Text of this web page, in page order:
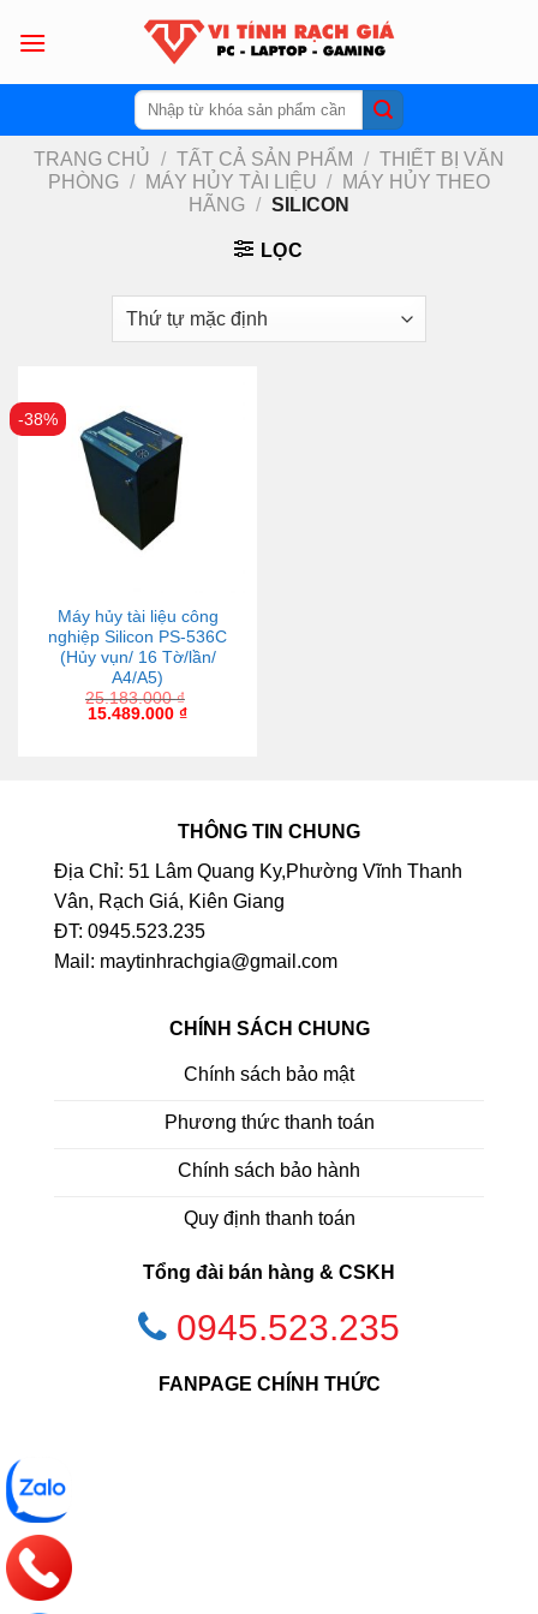
Tìm
kiếm:
TRANG CHỦ / TẤT CẢ SẢN PHẨM / THIẾT BỊ VĂN
PHÒNG / MÁY HỦY TÀI LIỆU /
MÁY HỦY THEO
HÃNG / SILICON
LỌC
-38%
Máy hủy tài liệu công
nghiệp Silicon PS-536C
(Hủy vụn/ 16 Tờ/lần/
A4/A5)
25.183.000₫
15.489.000 ₫
THÔNG TIN CHUNG
Địa Chỉ: 51 Lâm Quang Ky,Phường Vĩnh Thanh
Vân, Rạch Giá, Kiên Giang
ĐT: 0945.523.235
Mail: maytinhrachgia@gmail.com
CHÍNH SÁCH CHUNG
Chính sách bảo mật
Phương thức thanh toán
Chính sách bảo hành
Quy định thanh toán
Tổng đài bán hàng & CSKH
0945.523.235
FANPAGE CHÍNH THỨC